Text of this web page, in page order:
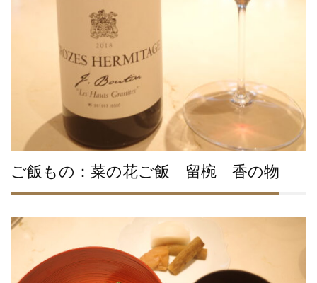
ご飯もの：菜の花ご飯 留椀 香の物